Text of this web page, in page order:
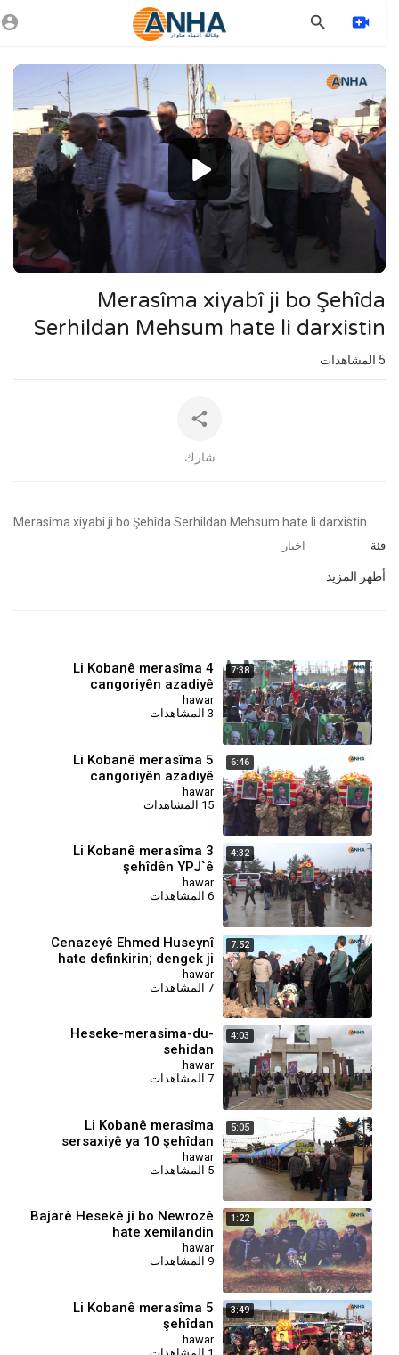
Video
Player
1080p
720p
480p
240p
⁣Merasîma xiyabî ji bo Şehîda
Serhildan Mehsum hate li darxistin
المشاهدات
شارك
⁣Merasîma xiyabî ji bo Şehîda Serhildan Mehsum hate li darxistin
فئة اخبار
أظهر المزيد
7:38
Li Kobanê merasîma 4
cangoriyên azadiyê
hawar
3 المشاهدات
6:46
Li Kobanê merasîma 5
cangoriyên azadiyê
hawar
15 المشاهدات
4:32
⁣Li Kobanê merasîma 3
şehîdên YPJ`ê
hawar
6 المشاهدات
7:52
Cenazeyê Ehmed Huseynî
hate definkirin; dengek ji
dengê dilê Kurdan bû
hawar
7 المشاهدات
4:03
Heseke-merasima-du-
sehidan
hawar
7 المشاهدات
5:05
⁣Li Kobanê merasîma
sersaxiyê ya 10 şehîdan
hawar
5 المشاهدات
1:22
Bajarê Hesekê ji bo Newrozê
hate xemilandin
hawar
9 المشاهدات
3:49
⁣Li Kobanê merasîma 5
şehîdan
hawar
1 المشاهدات